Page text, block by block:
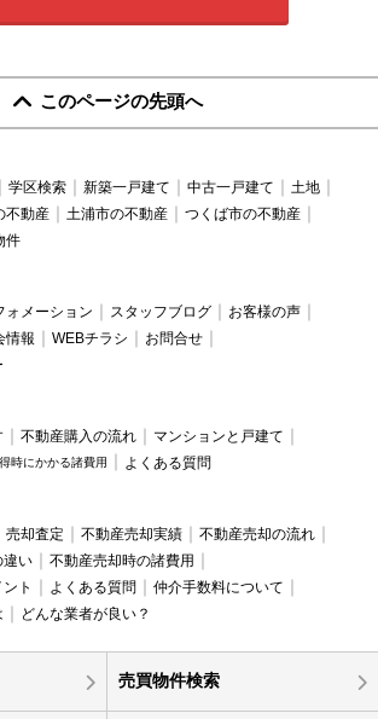
このページの先頭へ
学区検索 新築一戸建て 中古一戸建て
土地
不動産 土浦市の不動産
つくば市の不動産
件
ォメーション スタッフブログ
お客様の声
情報 WEBチラシ
お問合せ
不動産購入の流れ
マンションと戸建て
時にかかる諸費用 よくある質問
売却査定 不動産売却実績
不動産売却の流れ
違い
不動産売却時の諸費用
ト
よくある質問
仲介手数料について
どんな業者が良い？
売買物件検索